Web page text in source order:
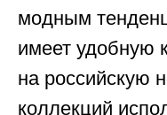
модным
имеет удобную
на российскую
коллекций